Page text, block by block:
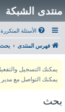
منتدى الشبكة
الأسئلة المتكررة
فهرس المنتدى بحث
يمكنك التواصل مع
بحث